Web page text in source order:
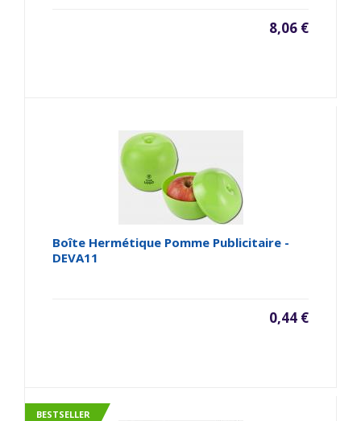
8,06 €
Boîte Hermétique Pomme Publicitaire -
DEVA11
0,44 €
BESTSELLER